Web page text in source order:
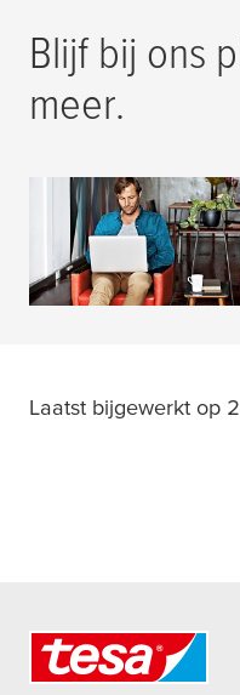
Blijf bij ons
meer.
Hulp & Ondersteuning
MEER LEZEN
Laatst bijgewerkt op